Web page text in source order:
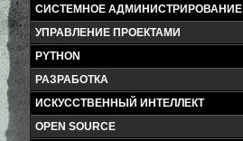
СИСТЕМНОЕ АДМИНИСТРИРОВАНИЕ
УПРАВЛЕНИЕ ПРОЕКТАМИ
PYTHON
РАЗРАБОТКА
ИСКУССТВЕННЫЙ ИНТЕЛЛЕКТ
OPEN SOURCE